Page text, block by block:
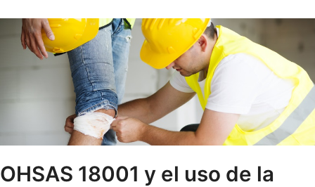
OHSAS 18001 y el uso de la